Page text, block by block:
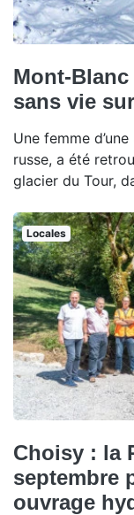
Mont-
sans vie
Une femme
russe, a été
glacier du Tour,
Locales
Choisy : la
septembre
ouvrage